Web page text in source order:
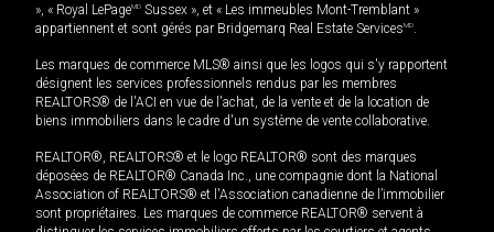
», « Royal LePageMD Sussex », et « Les immeubles Mont-Tremblant »
appartiennent et sont gérés par Bridgemarq Real Estate ServicesMD.
Les marques de commerce MLS® ainsi que les logos qui s'y rapportent
désignent les services professionnels rendus par les membres
REALTORS® de l'ACI en vue de l'achat, de la vente et de la location de
biens immobiliers dans le cadre d'un système de vente collaborative.
REALTOR®, REALTORS® et le logo REALTOR® sont des marques
déposées de REALTOR® Canada Inc., une compagnie dont la National
Association of REALTORS® et l'Association canadienne de l’immobilier
sont propriétaires. Les marques de commerce REALTOR® servent à